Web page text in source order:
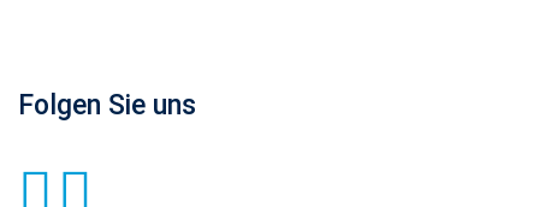
Folgen Sie uns